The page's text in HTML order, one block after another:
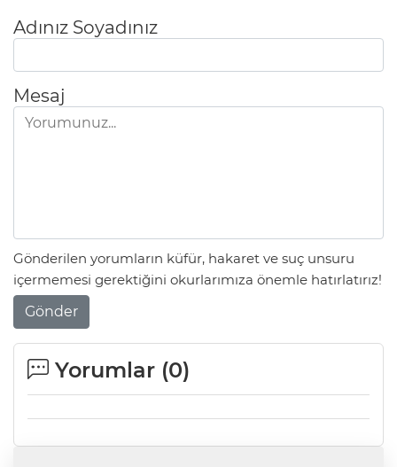
Adınız Soyadınız
Mesaj
Gönderilen yorumların küfür, hakaret ve suç unsuru
içermemesi gerektiğini okurlarımıza önemle hatırlatırız!
Gönder
Yorumlar (0)